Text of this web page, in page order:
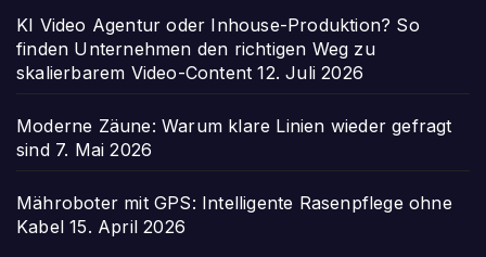
KI Video Agentur oder Inhouse-Produktion? So
finden Unternehmen den richtigen Weg zu
skalierbarem Video-Content 12. Juli 2026
Moderne Zäune: Warum klare Linien wieder gefragt
sind 7. Mai 2026
Mähroboter mit GPS: Intelligente Rasenpflege ohne
Kabel 15. April 2026